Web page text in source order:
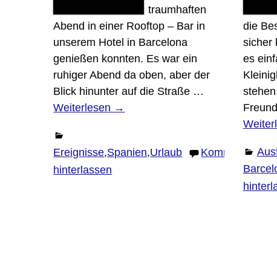
traumhaften
Abend in einer Rooftop – Bar in
unserem Hotel in Barcelona
genießen konnten. Es war ein
ruhiger Abend da oben, aber der
Blick hinunter auf die Straße …
Weiterlesen →
Ereignisse,Spanien,Urlaub
Kommentar
hinterlassen
die
sicher
es